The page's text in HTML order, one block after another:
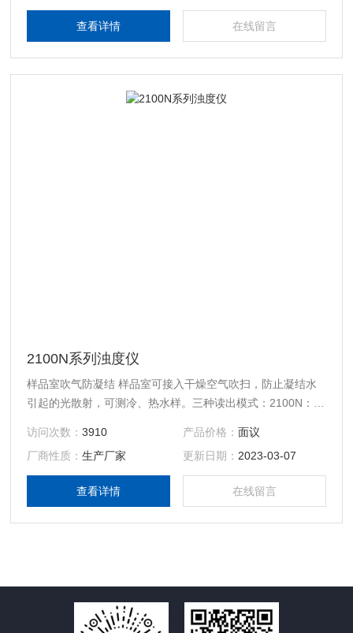
查看详情 在线留言
2100N系列浊度仪
样品室吹气防凝结 样品室可接入干燥空气吹扫，防止凝结水
引起的光散射，可测冷、热水样。三种读出模式：2100N：
访问次数：3910 产品价格： 面议
厂商性质：生产厂家 更新日期： 2023-03-07
查看详情 在线留言